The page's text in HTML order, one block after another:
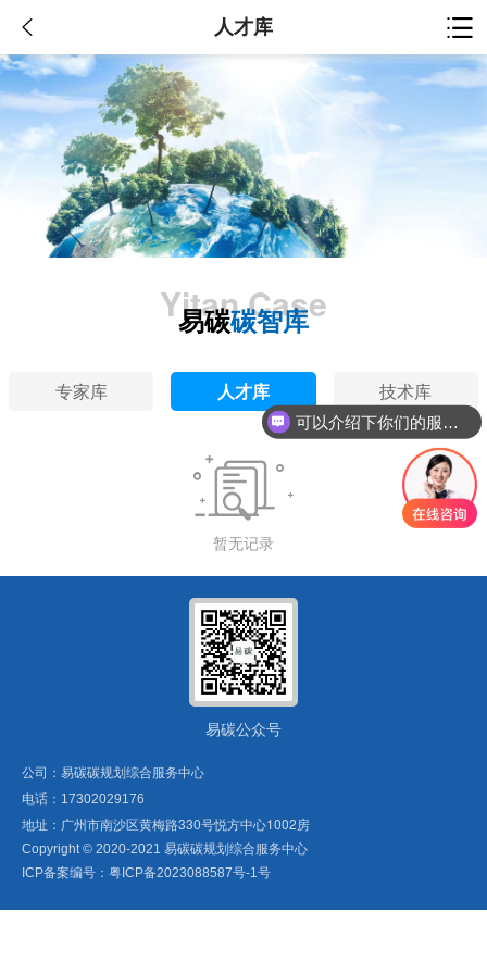
人才库
Yitan Case
易碳碳智库
专家库 人才库 技术库
暂无记录
易碳公众号
公司：易碳碳规划综合服务中心
电话： 17302029176
地址：广州市南沙区黄梅路330号悦方中心1002房
Copyright © 2020-2021 易碳碳规划综合服务中心
ICP备案编号： 粤ICP备2023088587号-1 号